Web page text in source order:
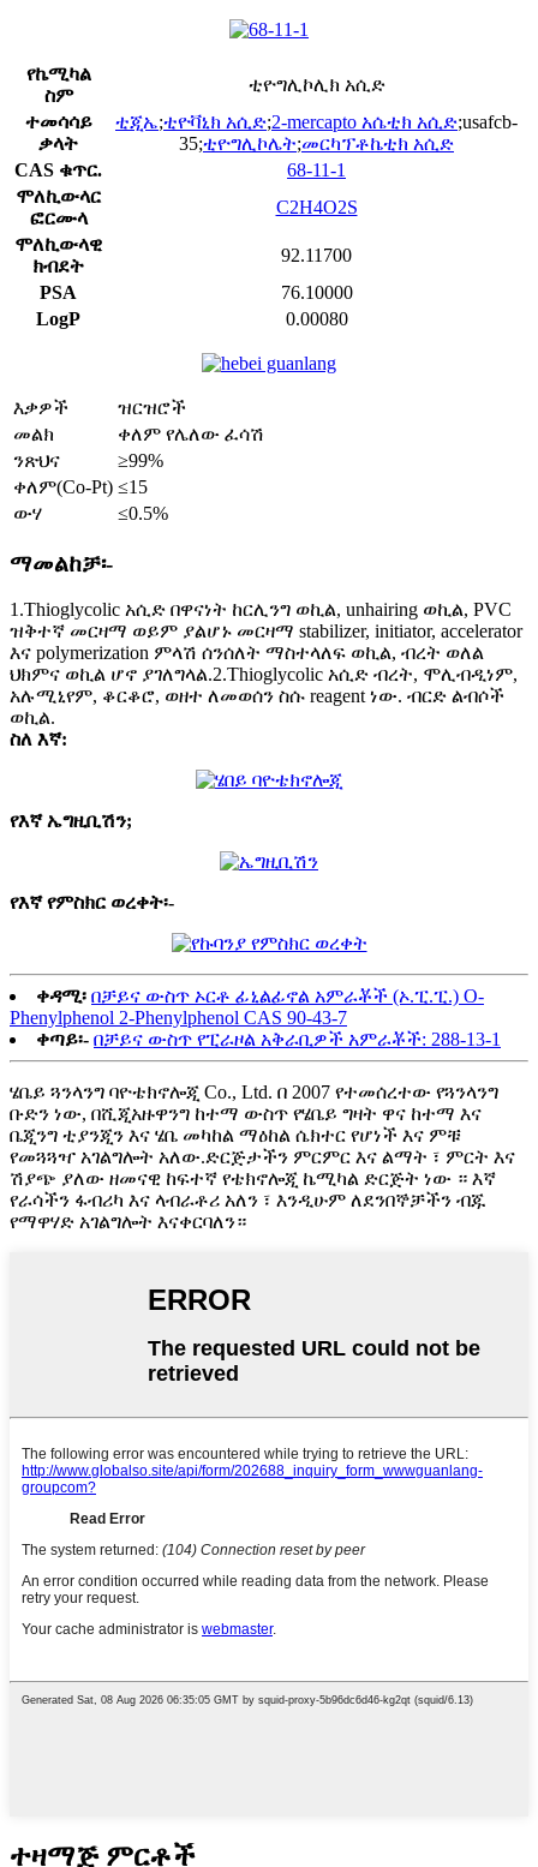
የኬሚካል
ስም
ቲዮግሊኮሊክ አሲድ
ተመሳሳይ
ቃላት
ቲጂኤ;ቲዮቫኒክ አሲድ;2-mercapto አሴቲክ አሲድ;usafcb-
35;ቲዮግሊኮሌት;መርካፕቶኬቲክ አሲድ
CAS ቁጥር.
68-11-1
ሞለኪውላር
ፎርሙላ
C2H4O2S
ሞለኪውላዊ
ክብደት
92.11700
PSA
76.10000
LogP
0.00080
እቃዎች
ዝርዝሮች
መልክ
ቀለም የሌለው ፈሳሽ
ንጽህና
≥99%
ቀለም(Co-Pt) ≤15
ውሃ
≤0.5%
ማመልከቻ፡-
1.Thioglycolic አሲድ በዋናነት ከርሊንግ ወኪል, unhairing ወኪል, PVC
ዝቅተኛ መርዛማ ወይም ያልሆኑ መርዛማ stabilizer, initiator, accelerator
እና polymerization ምላሽ ሰንሰለት ማስተላለፍ ወኪል, ብረት ወለል
ህክምና ወኪል ሆኖ ያገለግላል.2.Thioglycolic አሲድ ብረት, ሞሊብዲነም,
አሉሚኒየም, ቆርቆሮ, ወዘተ ለመወሰን ስሱ reagent ነው. ብርድ ልብሶች
ወኪል.
ስለ እኛ:
የእኛ ኤግዚቢሽን;
የእኛ የምስክር ወረቀት፡-
ቀዳሚ፡ በቻይና ውስጥ ኦርቶ ፊኒልፊኖል አምራቾች (ኦ.ፒ.ፒ.) O-
Phenylphenol 2-Phenylphenol CAS 90-43-7
ቀጣይ፡- በቻይና ውስጥ የፒራዞል አቅራቢዎች አምራቾች: 288-13-1
ሄቤይ ጓንላንግ ባዮቴክኖሎጂ Co., Ltd. በ 2007 የተመሰረተው የጓንላንግ
ቡድን ነው, በሺጂአዙዋንግ ከተማ ውስጥ የሄቤይ ግዛት ዋና ከተማ እና
ቤጂንግ ቲያንጂን እና ሄቤ መካከል ማዕከል ሴክተር የሆነች እና ምቹ
የመጓጓዣ አገልግሎት አለው.ድርጅታችን ምርምር እና ልማት ፣ ምርት እና
ሽያጭ ያለው ዘመናዊ ከፍተኛ የቴክኖሎጂ ኬሚካል ድርጅት ነው ። እኛ
የራሳችን ፋብሪካ እና ላብራቶሪ አለን ፣ እንዲሁም ለደንበኞቻችን ብጁ
የማዋሃድ አገልግሎት እናቀርባለን።
ተዛማጅ ምርቶች